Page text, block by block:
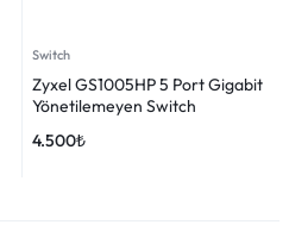
Switch
Zyxel GS1005HP 5 Port Gigabit
Yönetilemeyen Switch
4.500₺